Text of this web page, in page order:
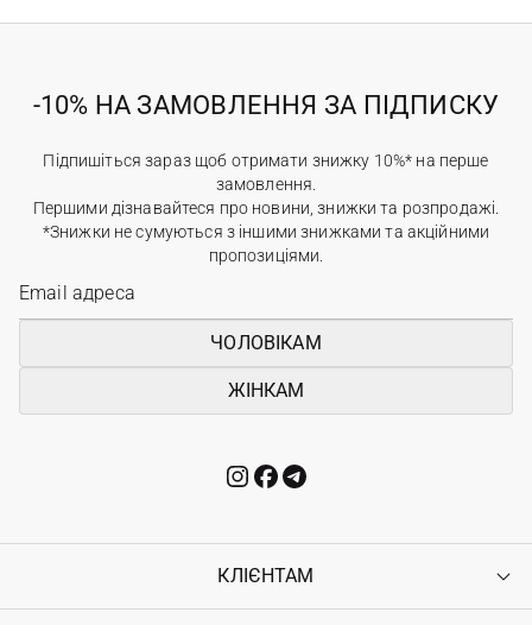
-10% НА ЗАМОВЛЕННЯ ЗА ПІДПИСКУ
Підпишіться зараз щоб отримати знижку 10%* на перше
замовлення.
Першими дізнавайтеся про новини, знижки та розпродажі.
*Знижки не сумуються з іншими знижками та акційними
пропозиціями.
ЧОЛОВІКАМ
ЖІНКАМ
КЛІЄНТАМ